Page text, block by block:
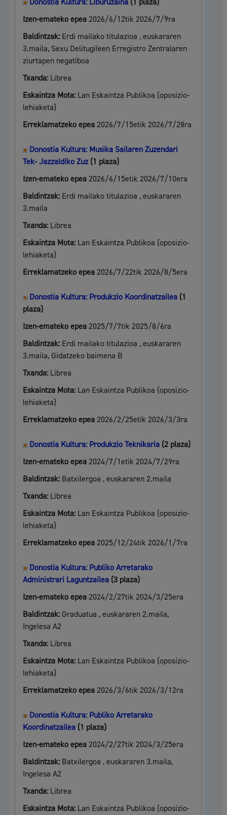
Donostia Kultura: Liburuzaina(1 plaza)
Izen-emateko epea 2026/6/12tik 2026/7/9ra
Baldintzak: Erdi mailako titulazioa , euskararen
3.maila, Sexu Delitugileen Erregistro Zentralaren
ziurtapen negatiboa
Txanda: Librea
Eskaintza Mota: Lan Eskaintza Publikoa (oposizio-
lehiaketa)
Erreklamatzeko epea 2026/7/15etik 2026/7/28ra
Donostia Kultura: Musika Sailaren Zuzendari
Tek- Jazzaldiko Zuz(1 plaza)
Izen-emateko epea 2026/6/15etik 2026/7/10era
Baldintzak: Erdi mailako titulazioa , euskararen
3.maila
Txanda: Librea
Eskaintza Mota: Lan Eskaintza Publikoa (oposizio-
lehiaketa)
Erreklamatzeko epea 2026/7/22tik 2026/8/5era
Donostia Kultura: Produkzio Koordinatzailea(1
plaza)
Izen-emateko epea 2025/7/7tik 2025/8/6ra
Baldintzak: Erdi mailako titulazioa , euskararen
3.maila, Gidatzeko baimena B
Txanda: Librea
Eskaintza Mota: Lan Eskaintza Publikoa (oposizio-
lehiaketa)
Erreklamatzeko epea 2026/2/25etik 2026/3/3ra
Donostia Kultura: Produkzio Teknikaria(2 plaza)
Izen-emateko epea 2024/7/1etik 2024/7/29ra
Baldintzak: Batxilergoa , euskararen 2.maila
Txanda: Librea
Eskaintza Mota: Lan Eskaintza Publikoa (oposizio-
lehiaketa)
Erreklamatzeko epea 2025/12/24tik 2026/1/7ra
Donostia Kultura: Publiko Arretarako
Administrari Laguntzailea(3 plaza)
Izen-emateko epea 2024/2/27tik 2024/3/25era
Baldintzak: Graduatua , euskararen 2.maila,
Ingelesa A2
Txanda: Librea
Eskaintza Mota: Lan Eskaintza Publikoa (oposizio-
lehiaketa)
Erreklamatzeko epea 2026/3/6tik 2026/3/12ra
Donostia Kultura: Publiko Arretarako
Koordinatzailea(1 plaza)
Izen-emateko epea 2024/2/27tik 2024/3/25era
Baldintzak: Batxilergoa , euskararen 3.maila,
Ingelesa A2
Txanda: Librea
Eskaintza Mota: Lan Eskaintza Publikoa (oposizio-